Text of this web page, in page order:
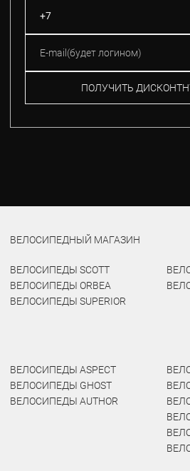
ПОЛУЧИТЬ
ВЕЛОСИПЕДНЫЙ МАГАЗИН
ВЕЛОСИПЕДЫ SCOTT
ВЕЛОСИПЕДЫ ORBEA
ВЕЛОСИПЕДЫ SUPERIOR
ВЕЛОСИПЕДЫ ASPECT
ВЕЛОСИПЕДЫ GHOST
ВЕЛОСИПЕДЫ AUTHOR